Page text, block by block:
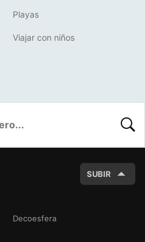
Playas
Viajar con niños
SUBIR
Decoesfera